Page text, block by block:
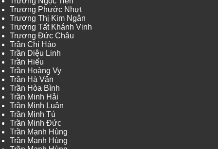
Trương Phước Nhựt
Trương Thị Kim Ngân
Trương Tất Khánh Vinh
Trương Đức Châu
Trần Chí Hào
Trần Diệu Linh
Trần Hiếu
Trần Hoàng Vy
Trần Hà Vân
Trần Hòa Bình
Trần Minh Hải
Trần Minh Luân
Trần Minh Tú
Trần Minh Đức
Trần Mạnh Hùng
Trần Mạnh Hùng